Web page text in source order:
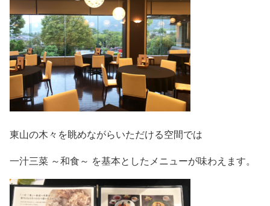
東山の木々を眺めながらいただける空間では
一汁三菜 ～和食～ を基本としたメニューが味わえます。